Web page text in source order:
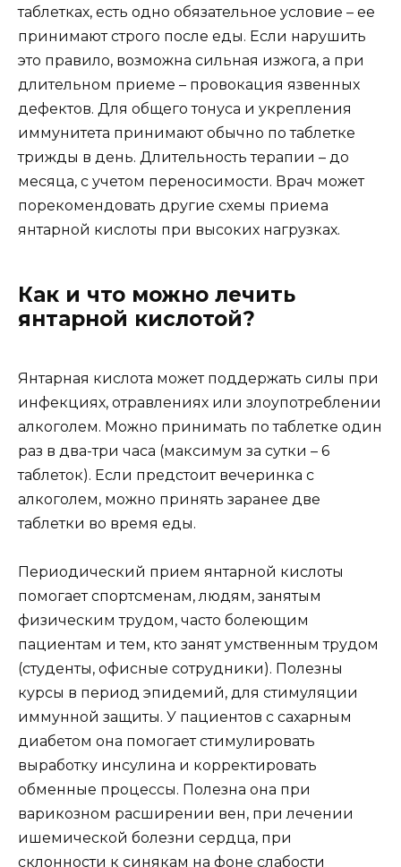
таблетках, есть одно обязательное условие – ее
принимают строго после еды. Если нарушить
это правило, возможна сильная изжога, а при
длительном приеме – провокация язвенных
дефектов. Для общего тонуса и укрепления
иммунитета принимают обычно по таблетке
трижды в день. Длительность терапии – до
месяца, с учетом переносимости. Врач может
порекомендовать другие схемы приема
янтарной кислоты при высоких нагрузках.
Как и что можно лечить
янтарной кислотой?
Янтарная кислота может поддержать силы при
инфекциях, отравлениях или злоупотреблении
алкоголем. Можно принимать по таблетке один
раз в два-три часа (максимум за сутки – 6
таблеток). Если предстоит вечеринка с
алкоголем, можно принять заранее две
таблетки во время еды.
Периодический прием янтарной кислоты
помогает спортсменам, людям, занятым
физическим трудом, часто болеющим
пациентам и тем, кто занят умственным трудом
(студенты, офисные сотрудники). Полезны
курсы в период эпидемий, для стимуляции
иммунной защиты. У пациентов с сахарным
диабетом она помогает стимулировать
выработку инсулина и корректировать
обменные процессы. Полезна она при
варикозном расширении вен, при лечении
ишемической болезни сердца, при
склонности к синякам на фоне слабости